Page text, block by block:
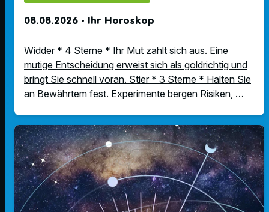
08.08.2026 - Ihr Horoskop
Widder * 4 Sterne * Ihr Mut zahlt sich aus. Eine
mutige Entscheidung erweist sich als goldrichtig und
bringt Sie schnell voran. Stier * 3 Sterne * Halten Sie
an Bewährtem fest. Experimente bergen Risiken, …